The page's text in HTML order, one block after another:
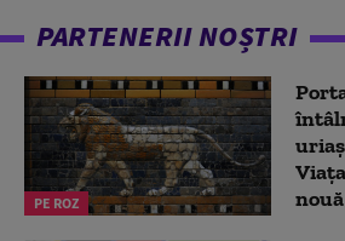
PARTENERII NOȘTRI
PE ROZ